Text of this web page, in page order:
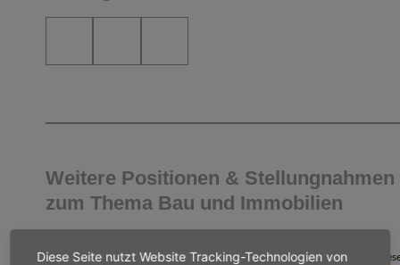
Weitere Positionen & Stellungnahmen
zum Thema Bau und Immobilien
POSITION / STELLUNGNAHME 2 Min.
Diese Seite nutzt Website Tracking-Technologien von